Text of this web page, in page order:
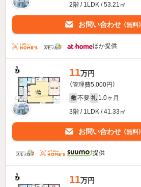
2階 / 1LDK / 53.21㎡
お問い合わせ （無料）
ほか提供
11万円
（管理費5,000円）
敷 不要 礼 1.0ヶ月
3階 / 1LDK / 41.33㎡
お問い合わせ （無料）
提供
11万円